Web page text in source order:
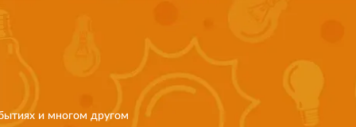
и многом другом